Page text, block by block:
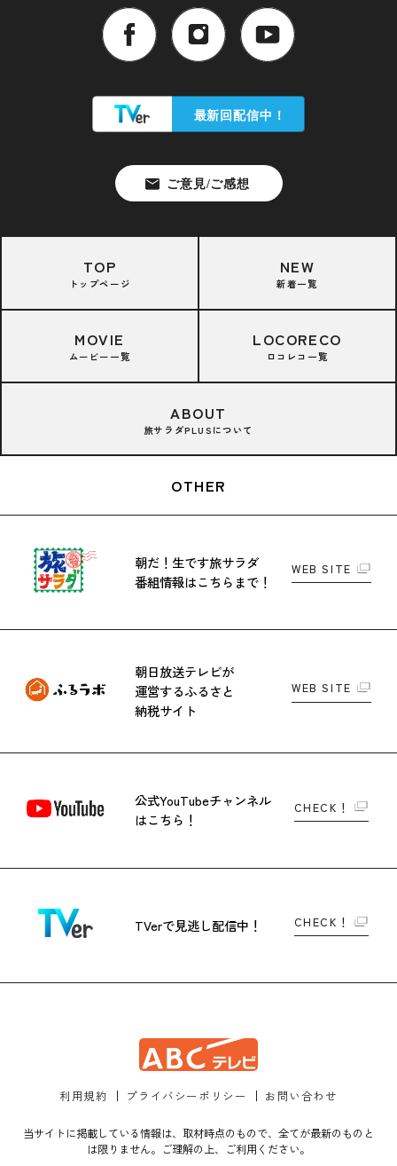
TOP
トップページ
NEW
新着一覧
MOVIE
ムービー一覧
LOCORECO
ロコレコ一覧
ABOUT
旅サラダPLUSについて
OTHER
朝だ！生です旅サラダ
番組情報はこちらまで！
WEB SITE
朝日放送テレビが
運営するふるさと
納税サイト
WEB SITE
公式YouTubeチャンネル
はこちら！
CHECK！
TVerで見逃し配信中！ CHECK！
利用規約 プライバシーポリシー お問い合わせ
当サイトに掲載している情報は、取材時点のもので、全てが最新のものと
は限りません。ご理解の上、ご利用ください。